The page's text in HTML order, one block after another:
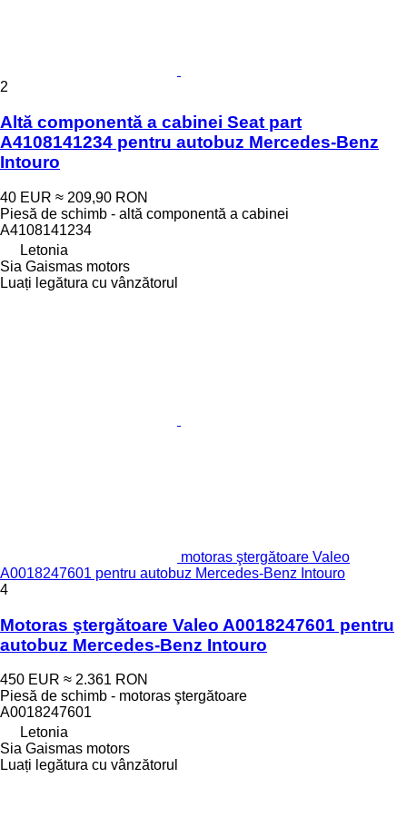
2
Altă componentă a cabinei Seat part
A4108141234 pentru autobuz Mercedes-Benz
Intouro
40 EUR ≈ 209,90 RON
Piesă de schimb - altă componentă a cabinei
A4108141234
Letonia
Sia Gaismas motors
Luați legătura cu vânzătorul
motoras ştergătoare Valeo
A0018247601 pentru autobuz Mercedes-Benz Intouro
4
Motoras ştergătoare Valeo A0018247601 pentru
autobuz Mercedes-Benz Intouro
450 EUR ≈ 2.361 RON
Piesă de schimb - motoras ştergătoare
A0018247601
Letonia
Sia Gaismas motors
Luați legătura cu vânzătorul